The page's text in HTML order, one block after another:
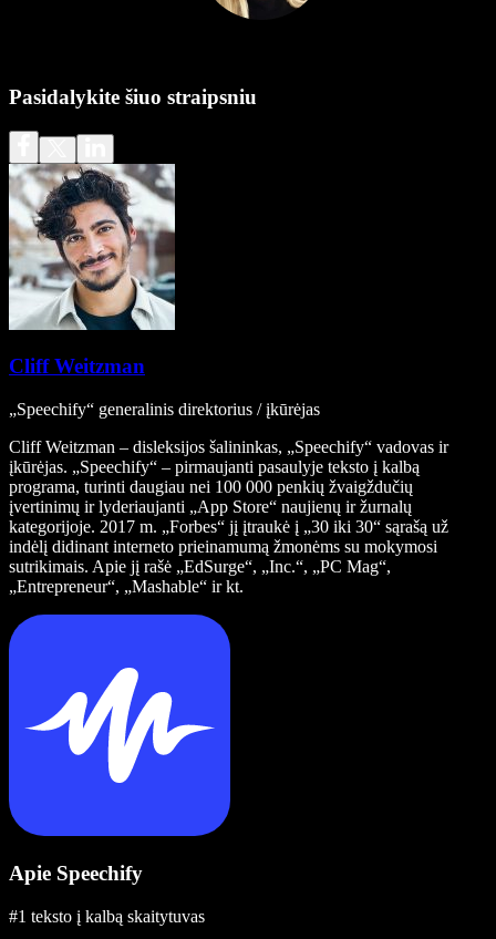
Pasidalykite šiuo straipsniu
Cliff Weitzman
„Speechify“ generalinis direktorius / įkūrėjas
Cliff Weitzman – disleksijos šalininkas, „Speechify“ vadovas ir
įkūrėjas. „Speechify“ – pirmaujanti pasaulyje teksto į kalbą
programa, turinti daugiau nei 100 000 penkių žvaigždučių
įvertinimų ir lyderiaujanti „App Store“ naujienų ir žurnalų
kategorijoje. 2017 m. „Forbes“ jį įtraukė į „30 iki 30“ sąrašą už
indėlį didinant interneto prieinamumą žmonėms su mokymosi
sutrikimais. Apie jį rašė „EdSurge“, „Inc.“, „PC Mag“,
„Entrepreneur“, „Mashable“ ir kt.
Apie Speechify
#1 teksto į kalbą skaitytuvas